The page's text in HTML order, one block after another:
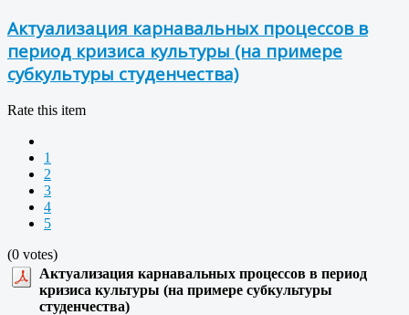
Актуализация карнавальных процессов в
период кризиса культуры (на примере
субкультуры студенчества)
Rate this item
1
2
3
4
5
(0 votes)
Актуализация карнавальных процессов в период
кризиса культуры (на примере субкультуры
студенчества)